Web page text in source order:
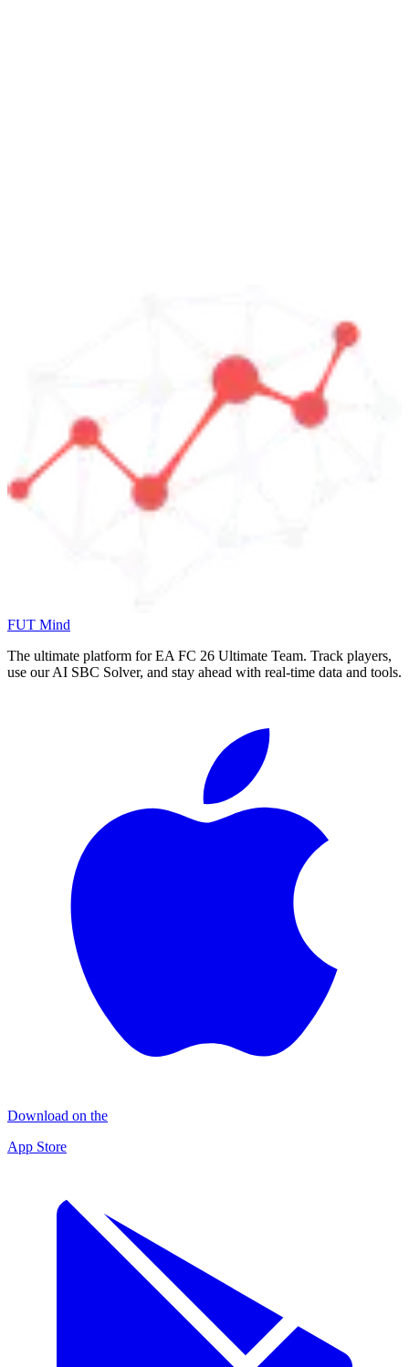
FUT Mind
The ultimate platform for EA FC 26 Ultimate Team. Track players,
use our AI SBC Solver, and stay ahead with real-time data and tools.
Download on the
App Store